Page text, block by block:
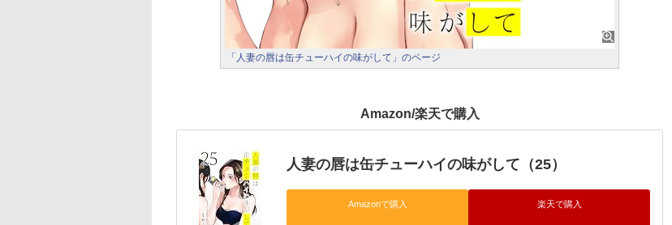
「人妻の唇は缶チューハイの味がして」のページ
Amazon/楽天で購入
人妻の唇は缶チューハイの味がして（25）
Amazonで購入 楽天で購入